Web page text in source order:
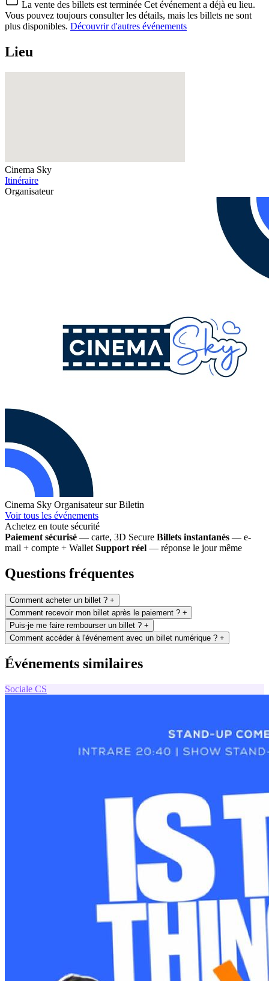
La vente des billets est terminée Cet événement a déjà eu lieu.
Vous pouvez toujours consulter les détails, mais les billets ne sont
plus disponibles. Découvrir d'autres événements
Lieu
Cinema Sky
Itinéraire
Organisateur
Cinema Sky Organisateur sur Biletin
Voir tous les événements
Achetez en toute sécurité
Paiement sécurisé — carte, 3D Secure Billets instantanés — e-
mail + compte + Wallet Support réel — réponse le jour même
Questions fréquentes
Comment acheter un billet ? +
Comment recevoir mon billet après le paiement ? +
Puis-je me faire rembourser un billet ? +
Comment accéder à l'événement avec un billet numérique ? +
Événements similaires
Sociale CS